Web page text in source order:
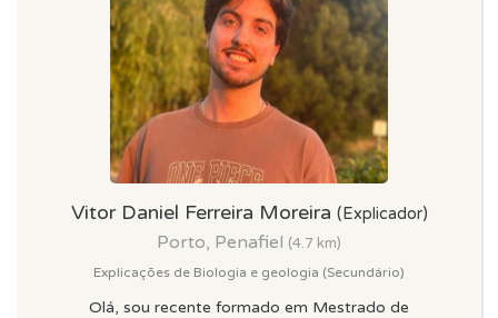
Vitor Daniel Ferreira Moreira (Explicador)
Porto, Penafiel (4.7 km)
Explicações de Biologia e geologia (Secundário)
Olá, sou recente formado em Mestrado de